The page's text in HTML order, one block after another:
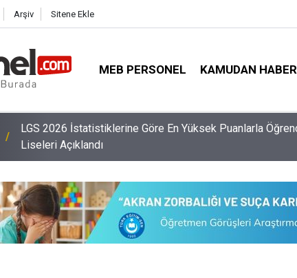
Arşiv Sitene Ekle
MEB PERSONEL KAMUDAN HABER
2026 Öğretmen Norm İhtiyacı Listesi